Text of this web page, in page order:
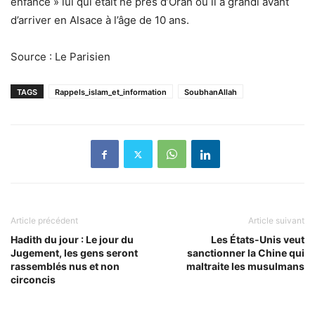
d’arriver en Alsace à l’âge de 10 ans.
Source : Le Parisien
TAGS Rappels_islam_et_information SoubhanAllah
Article précédent
Hadith du jour : Le jour du
Jugement, les gens seront
rassemblés nus et non
circoncis
Article suivant
Les États-Unis veut
sanctionner la Chine qui
maltraite les musulmans